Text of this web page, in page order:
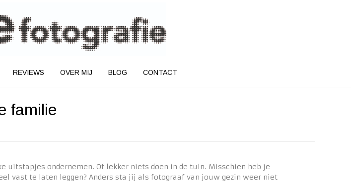
REVIEWS OVER MIJ BLOG CONTACT
familie
uitstapjes ondernemen. Of lekker niets doen in de tuin. Misschien heb je
vast te laten leggen? Anders sta jij als fotograaf van jouw gezin weer niet